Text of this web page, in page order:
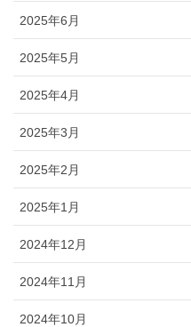
2025年6月
2025年5月
2025年4月
2025年3月
2025年2月
2025年1月
2024年12月
2024年11月
2024年10月